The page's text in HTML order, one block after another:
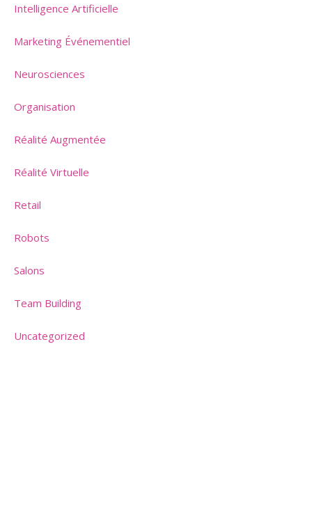
Intelligence Artificielle
Marketing Événementiel
Neurosciences
Organisation
Réalité Augmentée
Réalité Virtuelle
Retail
Robots
Salons
Team Building
Uncategorized